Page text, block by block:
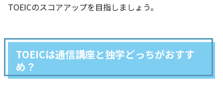
TOEICのスコアアップを目指しましょう。
TOEICは通信講座と独学どっちがおすす
め？